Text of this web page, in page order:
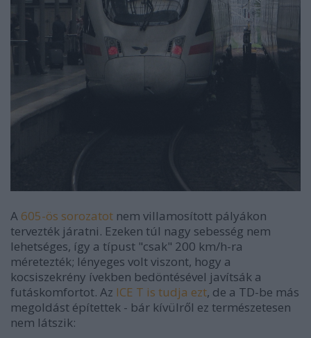
A 605-ös sorozatot nem villamosított pályákon
tervezték járatni. Ezeken túl nagy sebesség nem
lehetséges, így a típust "csak" 200 km/h-ra
méretezték; lényeges volt viszont, hogy a
kocsiszekrény ívekben bedöntésével javítsák a
futáskomfortot. Az ICE T is tudja ezt, de a TD-be más
megoldást építettek - bár kívülről ez természetesen
nem látszik: